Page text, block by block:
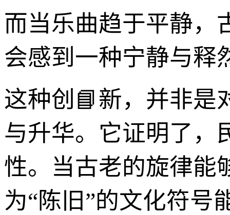
而当乐曲趋于平静，
会感到一种宁静与释
这种创📘新，并非是
与升华。它证明了，
性。当古老的旋律能
为“陈旧”的文化符号